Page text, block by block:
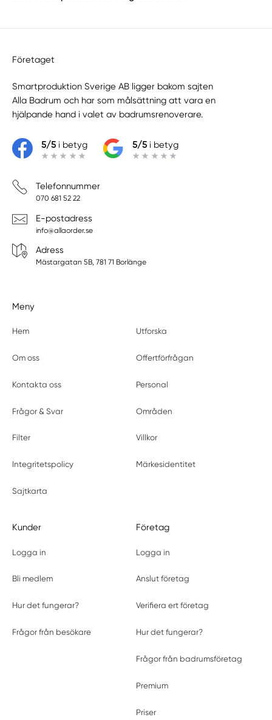
Företaget
Smartproduktion Sverige AB ligger bakom sajten
Alla Badrum och har som målsättning att vara en
hjälpande hand i valet av badrumsrenoverare.
5/5i betyg 5/5i betyg
Telefonnummer
070 681 52 22
E-postadress
info@allaorder.se
Adress
Mästargatan 5B, 781 71 Borlänge
Meny
Hem Utforska
Om oss Offertförfrågan
Kontakta oss Personal
Frågor & Svar Områden
Filter Villkor
Integritetspolicy Märkesidentitet
Sajtkarta
Kunder
Logga in
Bli medlem
Hur det fungerar?
Frågor från besökare
Företag
Logga in
Anslut företag
Verifiera ert företag
Hur det fungerar?
Frågor från badrumsföretag
Premium
Priser